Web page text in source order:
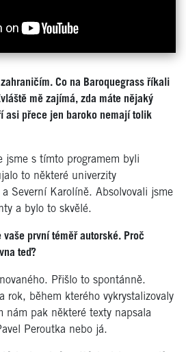
Co na Baroquegrass říkali
mě zajímá, zda máte nějaký
asi přece jen baroko nemají tolik
jsme s tímto programem byli
to některé univerzity
Severní Karolíně. Absolvovali jsme
a bylo to skvělé.
vaše první téměř autorské. Proč
teď?
Přišlo to spontánně.
rok, během kterého vykrystalizovaly
nám pak některé texty napsala
Peroutka nebo já.